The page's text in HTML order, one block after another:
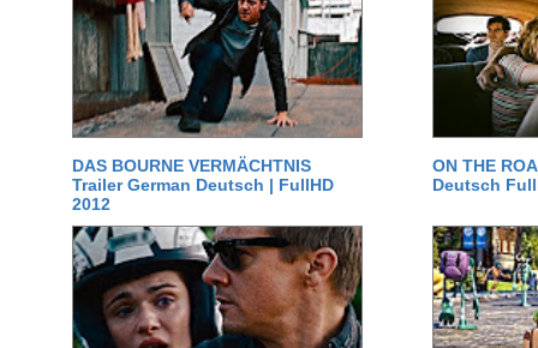
DAS BOURNE VERMÄCHTNIS
Trailer German Deutsch | FullHD
2012
ON THE
Deutsch